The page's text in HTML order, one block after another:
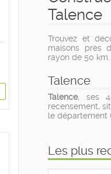
Talence
Trouvez et
maisons près
rayon de 50 km.
Talence
Talence, ses
recensement,
le département
Les plus